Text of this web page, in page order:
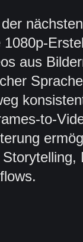
aus
to-